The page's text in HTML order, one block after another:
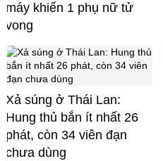
máy khiến 1 phụ nữ tử
vong
Xả súng ở Thái Lan:
Hung thủ bắn ít nhất 26
phát, còn 34 viên đạn
chưa dùng